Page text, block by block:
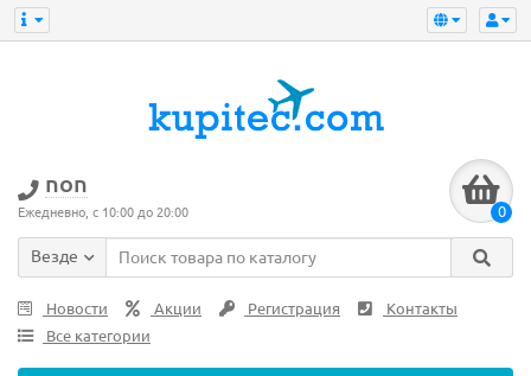
non
Ежедневно, с 10:00 до 20:00 0
Везде
Новости Акции Регистрация
Контакты
Все категории